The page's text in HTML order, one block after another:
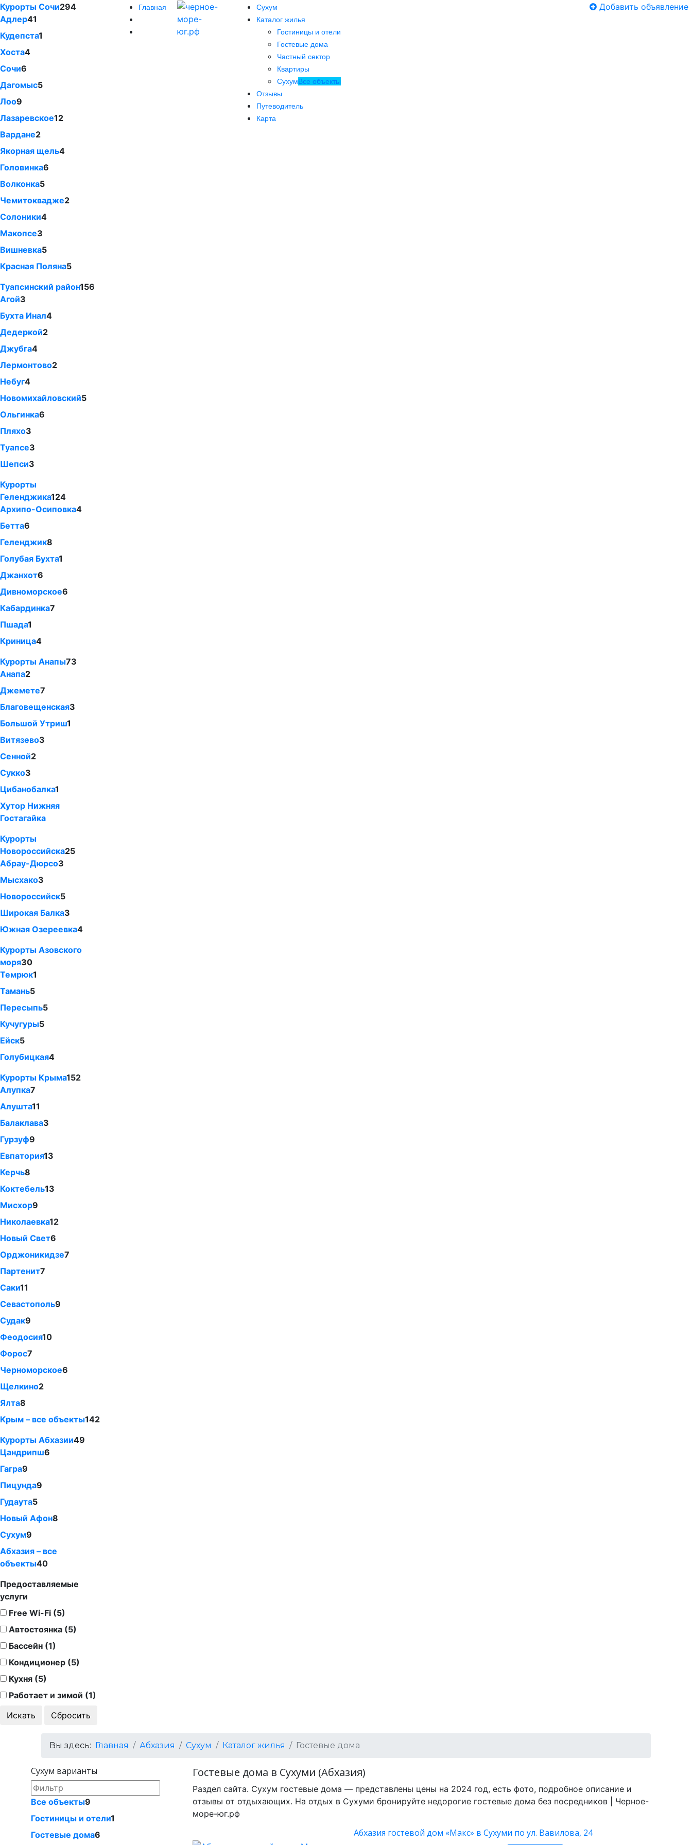
Курорты Сочи294
Адлер41
Кудепста1
Хоста4
Сочи6
Дагомыс5
Лоо9
Лазаревское12
Вардане2
Якорная щель4
Головинка6
Волконка5
Чемитоквадже2
Солоники4
Макопсе3
Вишневка5
Красная Поляна5
Туапсинский район156
Агой3
Бухта Инал4
Дедеркой2
Джубга4
Лермонтово2
Небуг4
Новомихайловский5
Ольгинка6
Пляхо3
Туапсе3
Шепси3
Курорты
Геленджика124
Архипо-Осиповка4
Бетта6
Геленджик8
Голубая Бухта1
Джанхот6
Дивноморское6
Кабардинка7
Пшада1
Криница4
Курорты Анапы73
Анапа2
Джемете7
Благовещенская3
Большой Утриш1
Витязево3
Сенной2
Сукко3
Цибанобалка1
Хутор Нижняя
Гостагайка
Курорты
Новороссийска25
Абрау-Дюрсо3
Мысхако3
Новороссийск5
Широкая Балка3
Южная Озереевка4
Курорты Азовского
моря30
Темрюк1
Тамань5
Пересыпь5
Кучугуры5
Ейск5
Голубицкая4
Курорты Крыма152
Алупка7
Алушта11
Балаклава3
Гурзуф9
Евпатория13
Керчь8
Коктебель13
Мисхор9
Николаевка12
Новый Свет6
Орджоникидзе7
Партенит7
Саки11
Севастополь9
Судак9
Феодосия10
Форос7
Черноморское6
Щелкино2
Ялта8
Крым – все объекты142
Курорты Абхазии49
Цандрипш6
Гагра9
Пицунда9
Гудаута5
Новый Афон8
Сухум9
Абхазия – все
объекты40
Предоставляемые
услуги
Free Wi-Fi (5)
Автостоянка (5)
Бассейн (1)
Кондиционер (5)
Кухня (5)
Работает и зимой (1)
Главная
Сухум
Каталог жилья
Гостиницы и отели
Гостевые дома
Частный сектор
Квартиры
СухумВсе объекты
Отзывы
Путеводитель
Карта
Добавить объявление
Вы здесь: Главная Абхазия Сухум Каталог жилья Гостевые дома
Сухум варианты
Все объекты9
Гостиницы и отели1
Гостевые дома6
Гостевые дома в Сухуми (Абхазия)
Раздел сайта. Сухум гостевые дома — представлены цены на 2024 год, есть фото, подробное описание и
отзывы от отдыхающих. На отдых в Сухуми бронируйте недорогие гостевые дома без посредников | Черное-
море-юг.рф
Абхазия гостевой дом «Макс» в Сухуми по ул. Вавилова, 24